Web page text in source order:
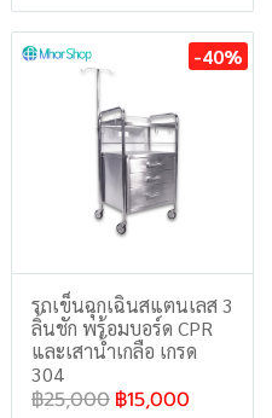
-40%
รถเข็นฉุกเฉินสแตนเลส 3
ลิ้นชัก พร้อมบอร์ด CPR
และเสาน้ำเกลือ เกรด
304
฿25,000 ฿15,000